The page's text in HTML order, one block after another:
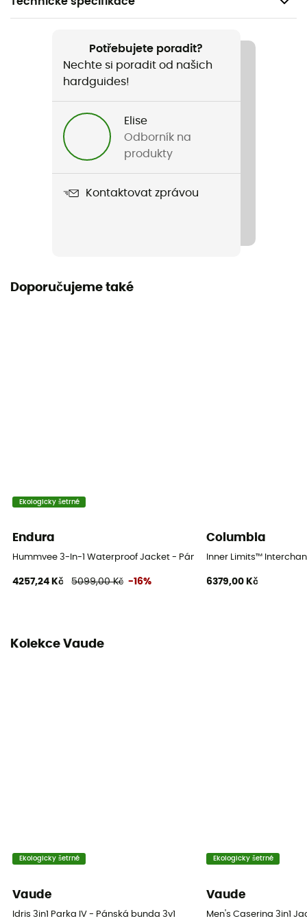
Pěší turistika / Trekking / Cestování / Běžné použití
Caserina 3in1 Jacket II
Použité technologie
Syntetika
Label
Fair Wear Foundation / Recyklované / Green Shape /
Potřebujete poradit?
Nechte si poradit od našich
hardguides!
Elise
Odborník na
produkty
Kontaktovat zprávou
Doporučujeme také
Ekologicky šetrné
Endura
Hummvee 3-In-1 Waterproof Jacket - Pánská bunda 3v1
4257,24 Kč 5099,00 Kč -16%
Columbia
Inner Limits™
6379,00 Kč
Kolekce Vaude
Ekologicky šetrné
Vaude
Idris 3in1 Parka IV - Pánská bunda 3v1
Ekologicky šetrné
Vaude
Men's Caserina 3in1